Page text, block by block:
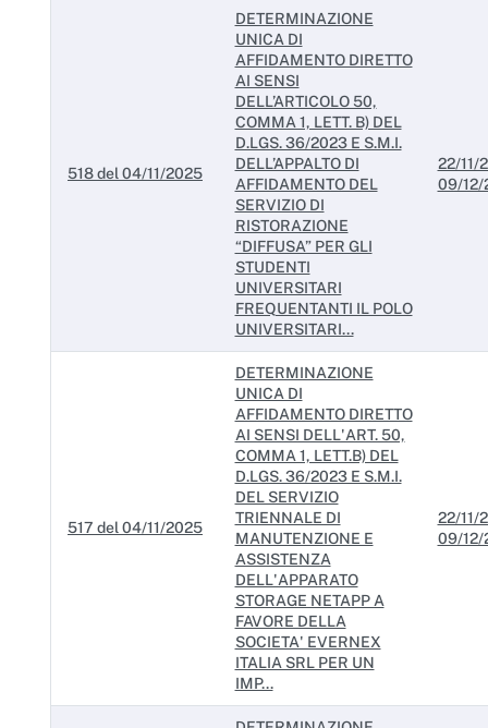
518 del 04/11/2025
DETERMINAZIONE
UNICA DI
AFFIDAMENTO DIRETTO
AI SENSI
DELL’ARTICOLO 50,
COMMA 1, LETT. B) DEL
D.LGS. 36/2023 E S.M.I.
DELL’APPALTO DI
AFFIDAMENTO DEL
SERVIZIO DI
RISTORAZIONE
“DIFFUSA” PER GLI
STUDENTI
UNIVERSITARI
FREQUENTANTI IL POLO
UNIVERSITARI...
22/11/
09/12/
517 del 04/11/2025
DETERMINAZIONE
UNICA DI
AFFIDAMENTO DIRETTO
AI SENSI DELL'ART. 50,
COMMA 1, LETT.B) DEL
D.LGS. 36/2023 E S.M.I.
DEL SERVIZIO
TRIENNALE DI
MANUTENZIONE E
ASSISTENZA
DELL'APPARATO
STORAGE NETAPP A
FAVORE DELLA
SOCIETA' EVERNEX
ITALIA SRL PER UN
IMP...
22/11/
09/12/